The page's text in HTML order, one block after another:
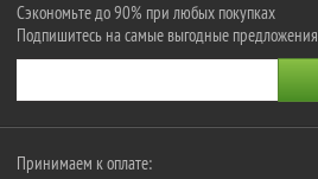
Сэкономьте до 90% при любых покупках
Подпишитесь на самые выгодные предложения
Принимаем к оплате: